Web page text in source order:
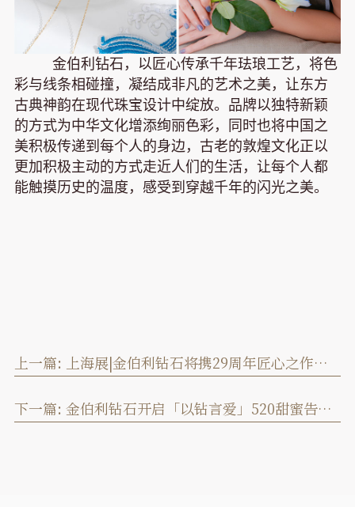
金伯利钻石，以匠心传承千年珐琅工艺，将色
彩与线条相碰撞，凝结成非凡的艺术之美，让东方
古典神韵在现代珠宝设计中绽放。品牌以独特新颖
的方式为中华文化增添绚丽色彩，同时也将中国之
美积极传递到每个人的身边，古老的敦煌文化正以
更加积极主动的方式走近人们的生活，让每个人都
能触摸历史的温度，感受到穿越千年的闪光之美。
上一篇: 上海展|金伯利钻石将携29周年匠心之作闪耀上海珠宝展
下一篇: 金伯利钻石开启「以钻言爱」520甜蜜告白季！